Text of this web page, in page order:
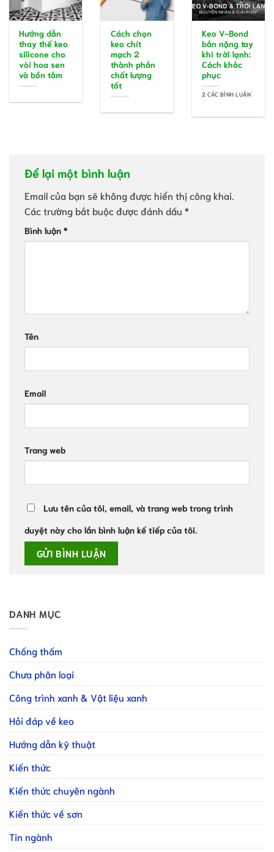
Hướng dẫn
thay thế keo
silicone cho
vòi hoa sen
và bồn tắm
Cách chọn
keo chít
mạch 2
thành phần
chất lượng
tốt
Keo V-Bond
bắn nặng tay
khi trời lạnh:
Cách khắc
phục
2 CÁC BÌNH LUẬN
Để lại một bình luận
Email của bạn sẽ không được hiển thị công khai.
Các trường bắt buộc được đánh dấu *
Bình luận *
Tên
Email
Trang web
Lưu tên của tôi, email, và trang web trong trình
duyệt này cho lần bình luận kế tiếp của tôi.
DANH MỤC
Chống thấm
Chưa phân loại
Công trình xanh & Vật liệu xanh
Hỏi đáp về keo
Hướng dẫn kỹ thuật
Kiến thức
Kiến thức chuyên ngành
Kiến thức về sơn
Tin ngành